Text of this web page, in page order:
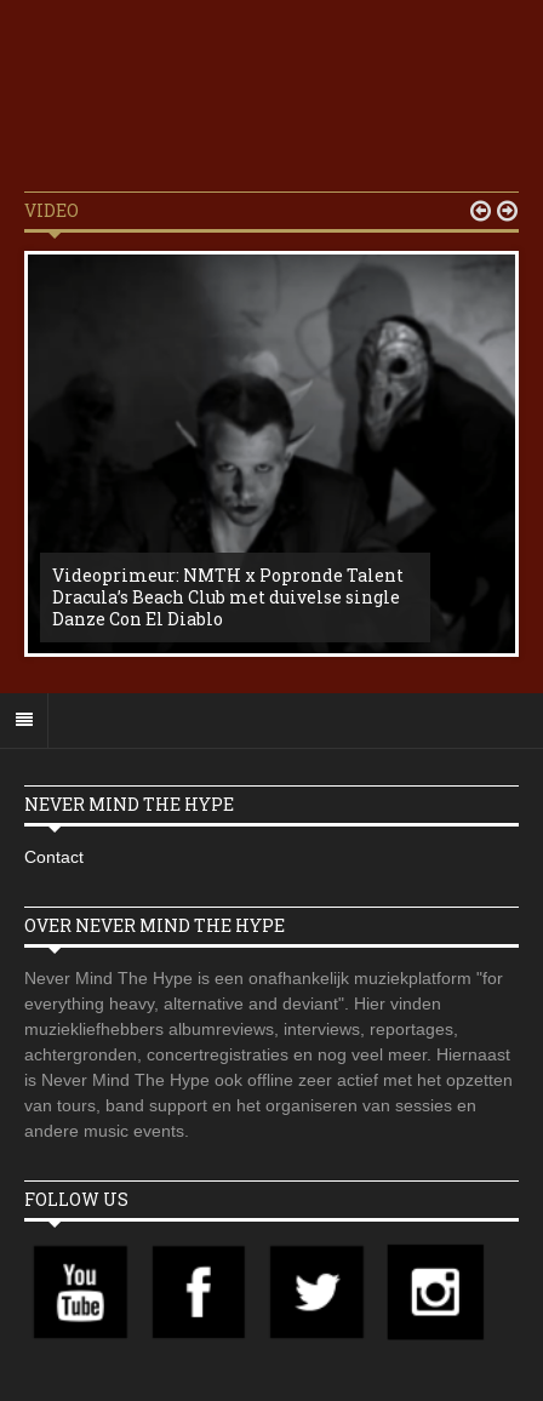
VIDEO
Videoprimeur: NMTH x Popronde Talent
Dracula’s Beach Club met duivelse single
Danze Con El Diablo
 
NEVER MIND THE HYPE
Contact
OVER NEVER MIND THE HYPE
Never Mind The Hype is een onafhankelijk muziekplatform "for
everything heavy, alternative and deviant". Hier vinden
muziekliefhebbers albumreviews, interviews, reportages,
achtergronden, concertregistraties en nog veel meer. Hiernaast
is Never Mind The Hype ook offline zeer actief met het opzetten
van tours, band support en het organiseren van sessies en
andere music events.
FOLLOW US